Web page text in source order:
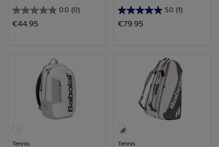
0.0 (0)
0.0
van
€44.95
5.0 (1)
5.0
van
beoordeling
€79.95
Tennis Tennis